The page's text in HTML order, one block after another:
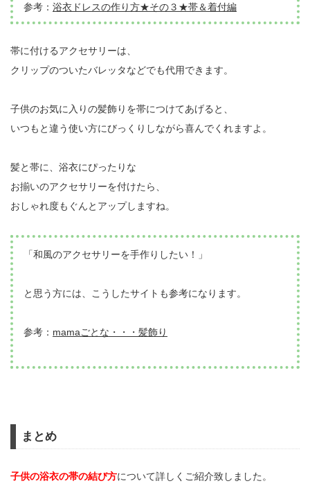
参考： 浴衣ドレスの作り方★その３★帯＆着付編
帯に付けるアクセサリーは、
クリップのついたバレッタなどでも代用できます。
子供のお気に入りの髪飾りを帯につけてあげると、
いつもと違う使い方にびっくりしながら喜んでくれますよ。
髪と帯に、浴衣にぴったりな
お揃いのアクセサリーを付けたら、
おしゃれ度もぐんとアップしますね。
「和風のアクセサリーを手作りしたい！」
と思う方には、こうしたサイトも参考になります。
参考： mamaごとな・・・髪飾り
まとめ
子供の浴衣の帯の結び方について詳しくご紹介致しました。